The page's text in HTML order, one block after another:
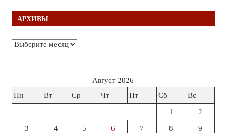
АРХИВЫ
Архивы
Август 2026
Пн
Вт Ср Чт Пт Сб Вс
1 2
3 4 5 6 7 8 9